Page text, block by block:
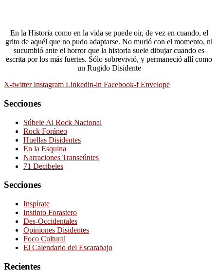
En la Historia como en la vida se puede oír, de vez en cuando, el
grito de aquél que no pudo adaptarse. No murió con el momento, ni
sucumbió ante el horror que la historia suele dibujar cuando es
escrita por los más fuertes. Sólo sobrevivió, y permaneció allí como
un Rugido Disidente
X-twitter Instagram Linkedin-in Facebook-f Envelope
Secciones
Súbele Al Rock Nacional
Rock Foráneo
Huellas Disidentes
En la Esquina
Narraciones Transeúntes
71 Decibeles
Secciones
Inspírate
Instinto Forastero
Des-Occidentales
Opiniones Disidentes
Foco Cultural
El Calendario del Escarabajo
Recientes